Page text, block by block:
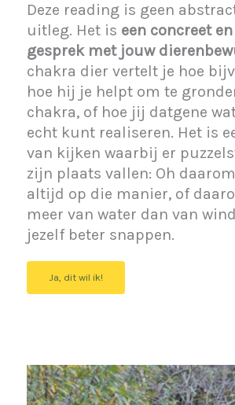
Deze reading is geen
uitleg. Het is een concreet
gesprek met jouw
chakra dier vertelt je hoe
hoe hij je helpt om te
chakra, of hoe jij datgene
echt kunt realiseren. Het is
van kijken waarbij er
zijn plaats vallen: Oh
altijd op die manier, of
meer van water dan van
jezelf beter snappen.
Ja, dit wil ik!